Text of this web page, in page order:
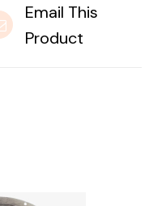
Email This
Product